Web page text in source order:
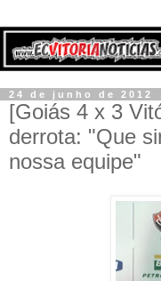
24 de junho de 2012
[Goiás 4 x 3
derrota: "Que
nossa equipe"